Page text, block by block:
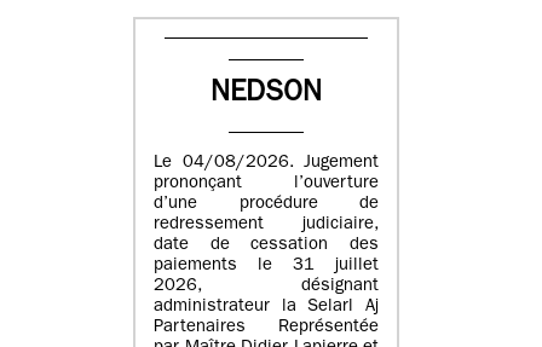
NEDSON
Le 04/08/2026. Jugement
prononçant l’ouverture
d’une procédure de
redressement judiciaire,
date de cessation des
paiements le 31 juillet
2026, désignant
administrateur la Selarl Aj
Partenaires Représentée